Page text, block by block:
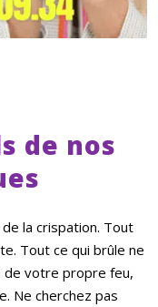
de nos
la crispation. Tout
Tout ce qui brûle ne
de votre propre feu,
Ne cherchez pas